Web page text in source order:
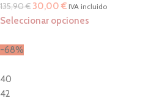
135,90€ 30,00 € IVA incluido
Seleccionar opciones
-68%
40
42